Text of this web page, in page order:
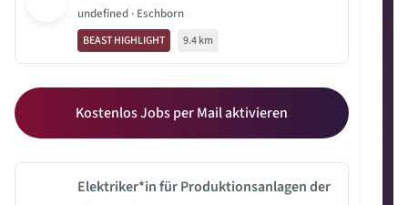
undefined · Eschborn
BEAST HIGHLIGHT 9.4 km
Kostenlos Jobs per Mail aktivieren
Elektriker*in für Produktionsanlagen der